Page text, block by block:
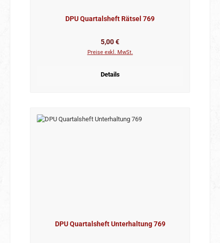
DPU Quartalsheft Rätsel 769
Regulärer Preis:
5,00 €
Preise exkl. MwSt.
Details
DPU Quartalsheft Unterhaltung 769